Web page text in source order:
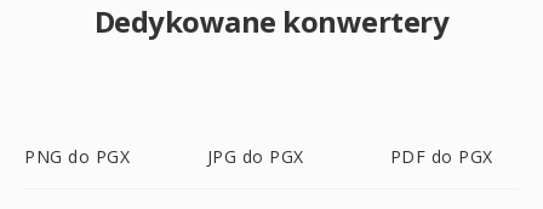
Dedykowane konwertery
PNG do PGX JPG do PGX PDF do PGX